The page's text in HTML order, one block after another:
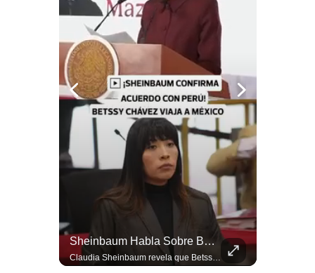
Gestión TV
Fotogalerías
gestion.pe
Condiciones
Sheinbaum Habla Sobre Betssy Chávez Y Las Relaciones Con Perú | Gestión Mundo
Claudia Sheinbaum revela que Betssy Chávez, exfuncionaria de Perú, llegará a México como parte de los nuevos acuerdos diplomáticos para restablecer las relaciones entre México y Perú. ¿Qué opinas de este acuerdo entre la Cancillería mexicana y el gobierno peruano? Déjalo en los comentarios. #Sheinbaum #BetssyChavez #MexicoPeru #NoticiasMexico #Politica #Shorts 👉 Suscríbete y activa la campana para no perderte nuestro análisis diario. 🌎 Síguenos en nuestras redes sociales: 📌 Web oficial: https://gestion.pe/mundo/ 📌 LinkedIn: http://bit.ly/3HYIET0 📌 X (Twitter): http://bit.ly/4noZtX9 📌 TikTok: http://bit.ly/4evB6TO